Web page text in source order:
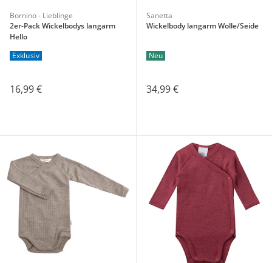
Bornino - Lieblinge
2er-Pack Wickelbodys langarm
Hello
Exklusiv
16,99 €
Sanetta
Wickelbody langarm Wolle/Seide
Neu
34,99 €